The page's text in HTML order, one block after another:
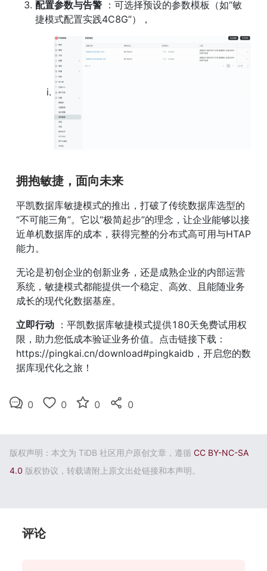
配置参数与告警 ：可选择预设的参数模板（如“敏
捷模式配置实践4C8G”），
拥抱敏捷，面向未来
平凯数据库敏捷模式的推出，打破了传统数据库选型的
“不可能三角”。它以“极简起步”的理念，让企业能够以接
近单机数据库的成本，获得完整的分布式高可用与HTAP
能力。
无论是初创企业的创新业务，还是成熟企业的内部运营
系统，敏捷模式都能提供一个稳定、高效、且能随业务
成长的现代化数据基座。
立即行动 ：平凯数据库敏捷模式提供180天免费试用权
限，助力您低成本验证业务价值。点击链接下载：
https://pingkai.cn/download#pingkaidb，开启您的数
据库现代化之旅！
0 0 0 0
版权声明：本文为 TiDB 社区用户原创文章，遵循 CC BY-NC-SA
4.0 版权协议，转载请附上原文出处链接和本声明。
评论